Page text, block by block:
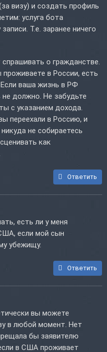
визу) и создать профиль
услуга бота
Т.е. заранее ничего
о гражданстве.
в России, есть
ваша жизнь в РФ
должно. Не забудьте
с указанием дохода.
переехали в Россию, и
не собираетесь
как
Ответить
есть ли у меня
если мой сын
убежищу.
Ответить
вы можете
в любой момент. Нет
бы заявителю
в США проживает